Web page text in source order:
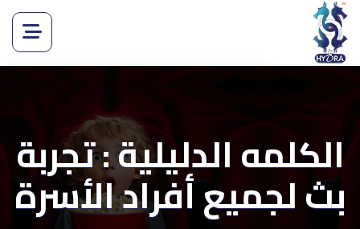
الكلمه الدليلية : تجربة
بث لجميع أفراد الأسرة